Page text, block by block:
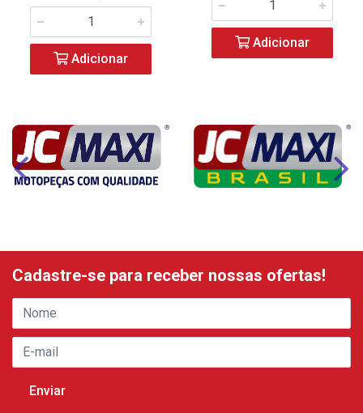
Adicionar
Adicionar
Cadastre-se para receber nossas ofertas!